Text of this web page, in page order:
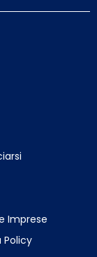
Imprese
Policy